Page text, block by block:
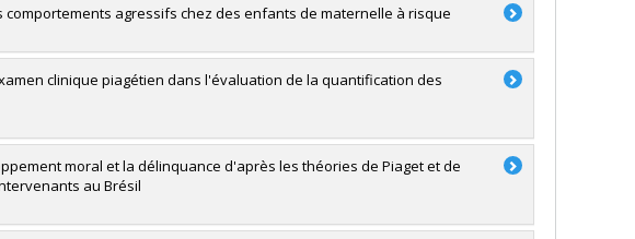
agressifs chez des enfants de maternelle à risque
clinique piagétien dans l'évaluation de la quantification des
moral et la délinquance d'après les théories de Piaget et de
au Brésil